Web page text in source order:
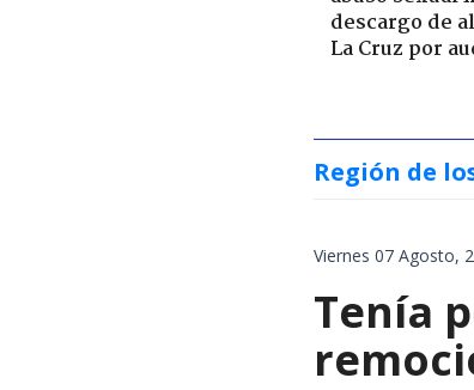
descargo de
La Cruz por
Región de
Viernes 07 Agosto,
Tenía